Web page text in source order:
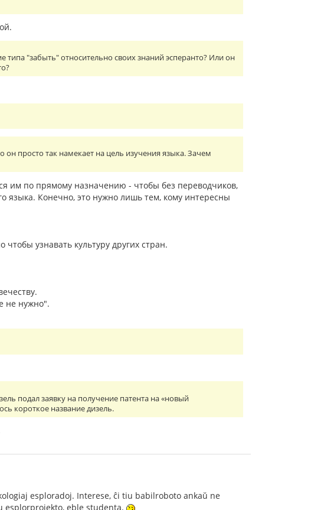
"забыть" относительно своих знаний эсперанто? Или он
просто так намекает на цель изучения языка. Зачем
им по прямому назначению - чтобы без переводчиков,
языка. Конечно, это нужно лишь тем, кому интересны
узнавать культуру других стран.
не нужно".
подал заявку на получение патента на «новый
короткое название дизель.
esploradoj. Interese, ĉi tiu babilroboto ankaŭ ne
esplorprojekto, eble studenta.